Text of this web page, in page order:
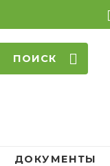
ПОИСК
ДОКУМЕНТЫ